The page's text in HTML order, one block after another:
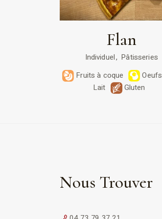
Flan
Individuel
Pâtisseries
Fruits à coque
Oeufs
Lait
Gluten
Nous Trouver